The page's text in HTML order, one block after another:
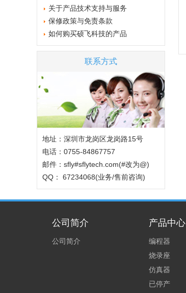
关于产品技术支持与服务
保修政策与免责条款
如何购买硕飞科技的产品
联系方式
地址：深圳市龙岗区龙岗路15号
电话：0755-84867757
邮件：sfly#sflytech.com(#改为@)
QQ： 67234068(业务/售前咨询)
公司简介
公司简介
产品中心
编程器
烧录座
仿真器
已停产